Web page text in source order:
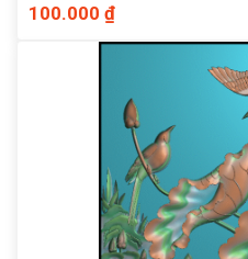
100.000 ₫